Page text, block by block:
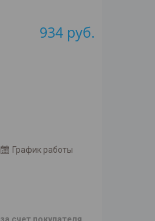
934 руб.
График работы